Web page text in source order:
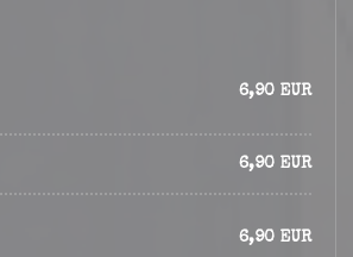
6,90 EUR
6,90 EUR
6,90 EUR